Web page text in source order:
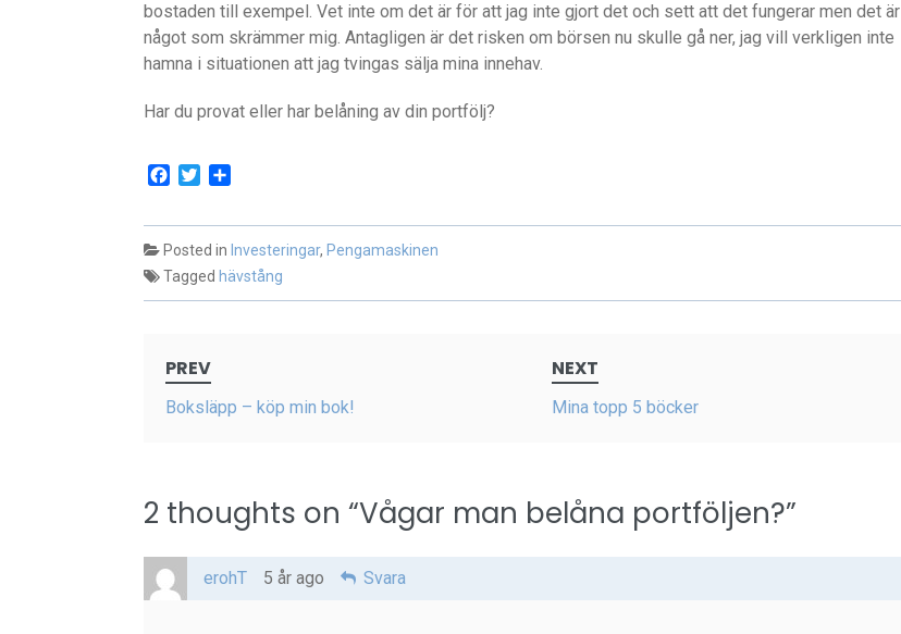
bostaden till exempel. Vet inte om det är för att jag inte gjort det och sett att det fungerar men det är
något som skrämmer mig. Antagligen är det risken om börsen nu skulle gå ner, jag vill verkligen inte
hamna i situationen att jag tvingas sälja mina innehav.
Har du provat eller har belåning av din portfölj?
Facebook
Twitter
Posted in Investeringar, Pengamaskinen
Tagged hävstång
navigation
PREV
Boksläpp – köp min bok!
NEXT
Mina topp 5 böcker
2 thoughts on “Vågar man belåna portföljen?”
erohT 5 år ago Svara